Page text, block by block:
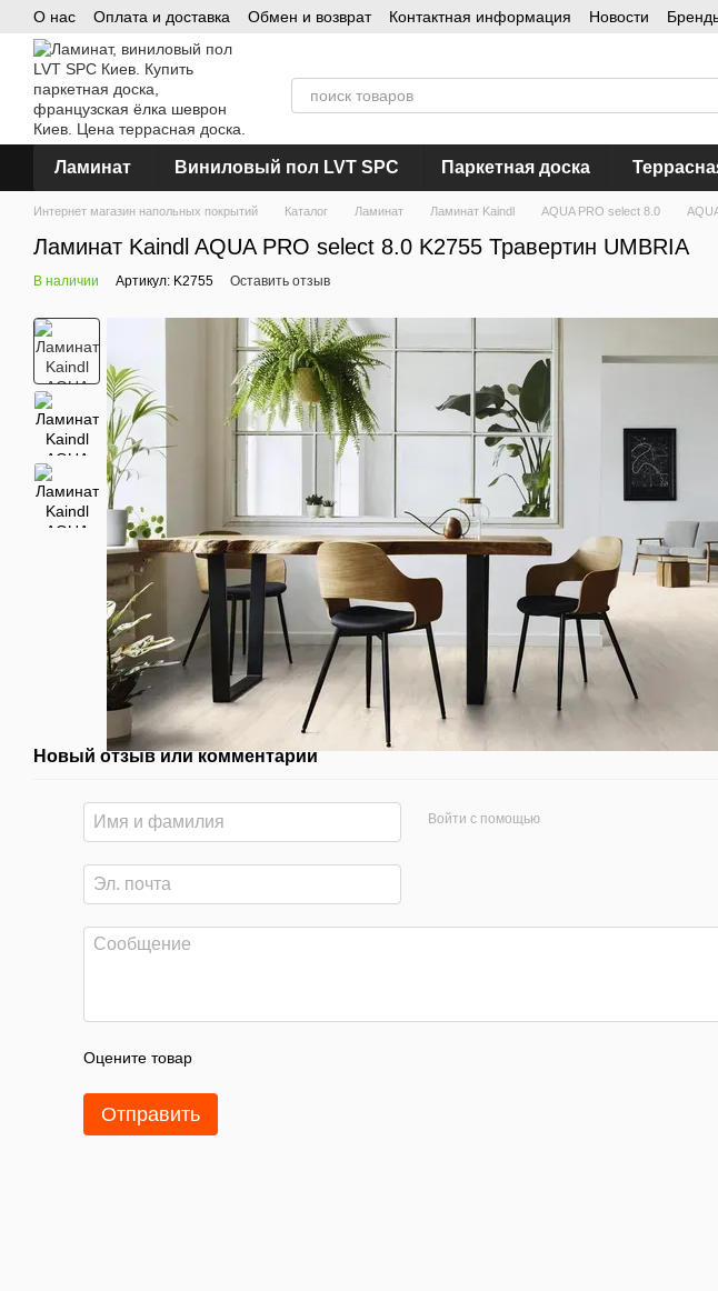
Перейти к основному контенту
О нас Оплата и доставка Обмен и возврат Контактная информация Новости
Ламинат Виниловый пол LVT SPC Паркетная доска
Интернет магазин напольных покрытий Каталог Ламинат Ламинат Kaindl AQUA PRO select 8.0
Ламинат Kaindl AQUA PRO select 8.0 K2755 Травертин UMBRIA
В наличии Артикул: K2755 Оставить отзыв
Новый отзыв или комментарий
Войти с помощью
Оцените товар
Отправить